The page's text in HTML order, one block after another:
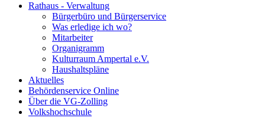
Rathaus - Verwaltung
Bürgerbüro und Bürgerservice
Was erledige ich wo?
Mitarbeiter
Organigramm
Kulturraum Ampertal e.V.
Haushaltspläne
Aktuelles
Behördenservice Online
Über die VG-Zolling
Volkshochschule